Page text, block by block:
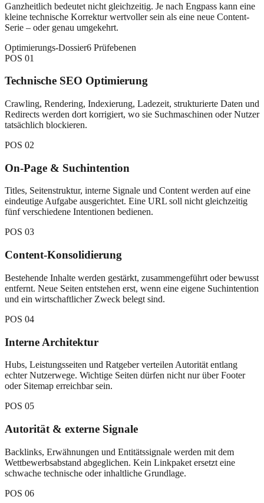
Ganzheitlich bedeutet nicht gleichzeitig. Je nach Engpass kann eine
kleine technische Korrektur wertvoller sein als eine neue Content-
Serie – oder genau umgekehrt.
Optimierungs-Dossier6 Prüfebenen
POS 01
Technische SEO Optimierung
Crawling, Rendering, Indexierung, Ladezeit, strukturierte Daten und
Redirects werden dort korrigiert, wo sie Suchmaschinen oder Nutzer
tatsächlich blockieren.
POS 02
On-Page & Suchintention
Titles, Seitenstruktur, interne Signale und Content werden auf eine
eindeutige Aufgabe ausgerichtet. Eine URL soll nicht gleichzeitig
fünf verschiedene Intentionen bedienen.
POS 03
Content-Konsolidierung
Bestehende Inhalte werden gestärkt, zusammengeführt oder bewusst
entfernt. Neue Seiten entstehen erst, wenn eine eigene Suchintention
und ein wirtschaftlicher Zweck belegt sind.
POS 04
Interne Architektur
Hubs, Leistungsseiten und Ratgeber verteilen Autorität entlang
echter Nutzerwege. Wichtige Seiten dürfen nicht nur über Footer
oder Sitemap erreichbar sein.
POS 05
Autorität & externe Signale
Backlinks, Erwähnungen und Entitätssignale werden mit dem
Wettbewerbsabstand abgeglichen. Kein Linkpaket ersetzt eine
schwache technische oder inhaltliche Grundlage.
POS 06